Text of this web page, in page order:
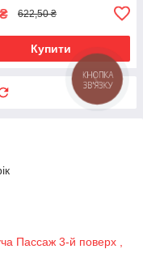
₴ 622,50 ₴
Купити
Пассаж 3-й поверх ,
КНОПКА
ЗВ'ЯЗКУ